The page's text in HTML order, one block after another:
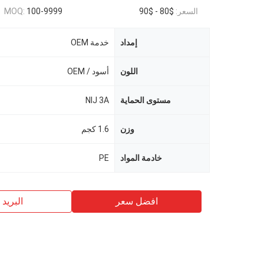
السعر: $80 - $90
MOQ: 100-9999
إمداد خدمة OEM
اللون أسود / OEM
مستوى الحماية NIJ 3A
وزن 1.6 كجم
خادمة المواد PE
افضل سعر البريد